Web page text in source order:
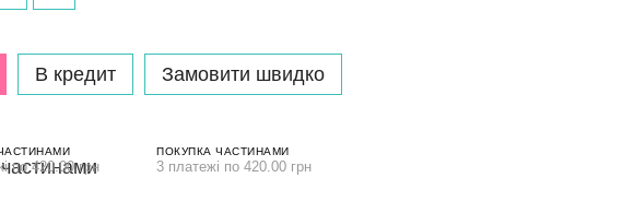
В кредит Замовити швидко
по 420.00 грн
ПОКУПКА ЧАСТИНАМИ
3 платежі по 420.00 грн